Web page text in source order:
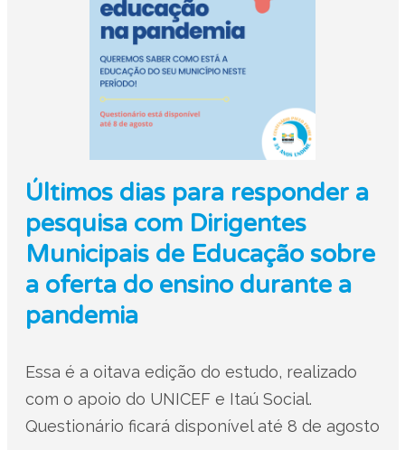
Últimos dias para responder a
pesquisa com Dirigentes
Municipais de Educação sobre
a oferta do ensino durante a
pandemia
Essa é a oitava edição do estudo, realizado
com o apoio do UNICEF e Itaú Social.
Questionário ficará disponível até 8 de agosto